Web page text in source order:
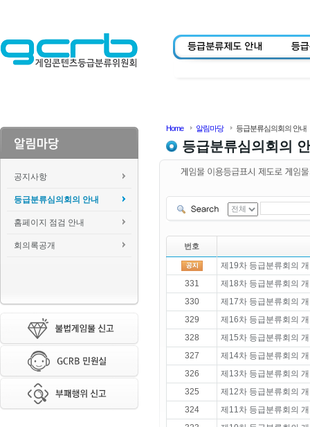
공지사항
등급분류심의회의 안내
홈페이지 점검 안내
회의록공개
Home 알림마당 등급분류심의회의 안내
등급분류심의회의
번호
제19차 등급분류회의
331
제18차 등급분류회의
330
제17차 등급분류회의
329
제16차 등급분류회의
328
제15차 등급분류회의
327
제14차 등급분류회의
326
제13차 등급분류회의
325
제12차 등급분류회의
324
제11차 등급분류회의